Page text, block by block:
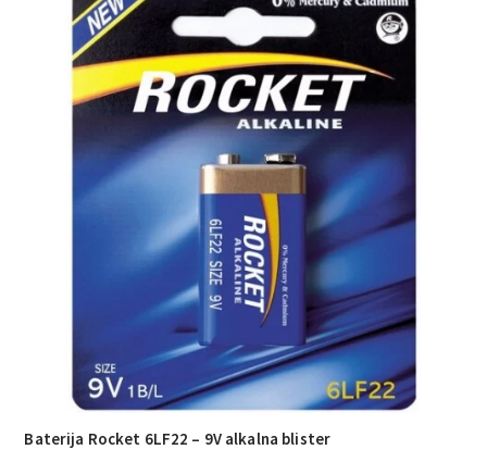
Baterija Rocket 6LF22 – 9V alkalna blister